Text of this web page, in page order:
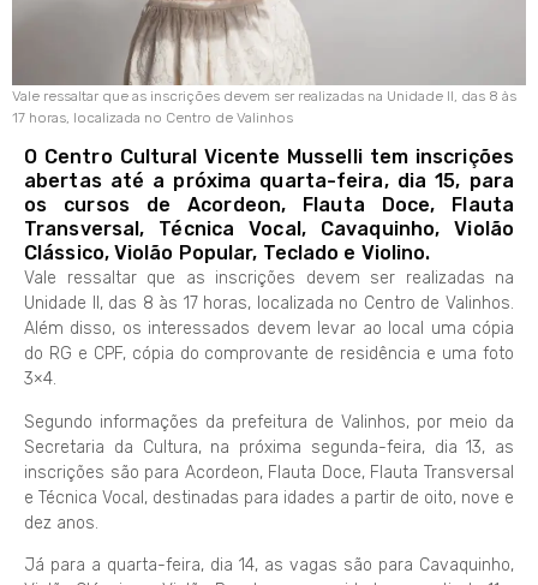
Vale ressaltar que as inscrições devem ser realizadas na Unidade II, das 8 às
17 horas, localizada no Centro de Valinhos
O Centro Cultural Vicente Musselli tem inscrições
abertas até a próxima quarta-feira, dia 15, para
os cursos de Acordeon, Flauta Doce, Flauta
Transversal, Técnica Vocal, Cavaquinho, Violão
Clássico, Violão Popular, Teclado e Violino.
Vale ressaltar que as inscrições devem ser realizadas na
Unidade II, das 8 às 17 horas, localizada no Centro de Valinhos.
Além disso, os interessados devem levar ao local uma cópia
do RG e CPF, cópia do comprovante de residência e uma foto
3×4.
Segundo informações da prefeitura de Valinhos, por meio da
Secretaria da Cultura, na próxima segunda-feira, dia 13, as
inscrições são para Acordeon, Flauta Doce, Flauta Transversal
e Técnica Vocal, destinadas para idades a partir de oito, nove e
dez anos.
Já para a quarta-feira, dia 14, as vagas são para Cavaquinho,